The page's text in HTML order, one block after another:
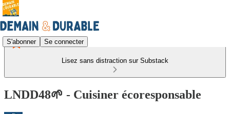
S'abonner Se connecter
Lisez sans distraction sur Substack
LNDD48🌱 - Cuisiner écoresponsable